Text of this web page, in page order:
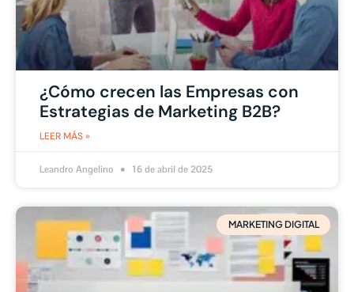
¿Cómo crecen las Empresas con
Estrategias de Marketing B2B?
LEER MÁS »
Leandro Angelino 16 de abril de 2025
MARKETING DIGITAL